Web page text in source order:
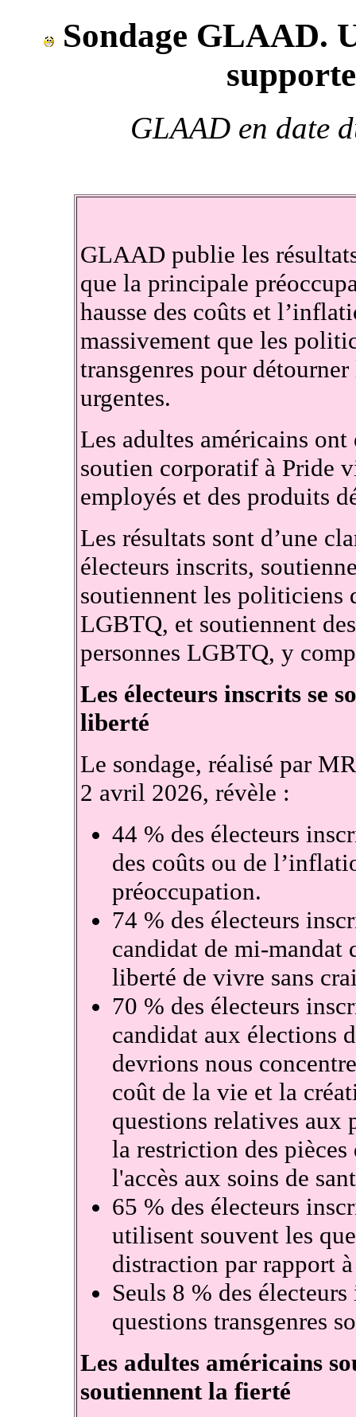
Sondage GLAAD.
GLAAD en date
GLAAD publie les
que la principale
hausse des coûts et
massivement que les
transgenres pour
urgentes.
Les adultes américains
soutien corporatif à Pride
employés et des produits
Les résultats sont d’une
électeurs inscrits,
soutiennent les politiciens
LGBTQ, et soutiennent
personnes LGBTQ, y
Les électeurs inscrits se
liberté
Le sondage, réalisé par
2 avril 2026, révèle :
44 % des électeurs
des coûts ou de
préoccupation.
74 % des électeurs
candidat de mi-mandat
liberté de vivre sans
70 % des électeurs
candidat aux élections
devrions nous
coût de la vie et la
questions relatives aux
la restriction des
l'accès aux soins de
65 % des électeurs
utilisent souvent les
distraction par rapport
Seuls 8 % des
questions transgenres
Les adultes américains
soutiennent la fierté